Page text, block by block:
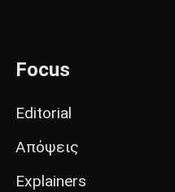
Focus
Editorial
Απόψεις
Explainers